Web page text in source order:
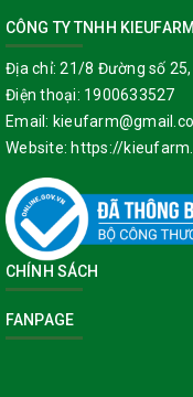
CÔNG TY TNHH KIEUFARM
Địa chỉ: 21/8 Đường số 25,
Điện thoại: 1900633527
Email:
Website: https://
CHÍNH SÁCH
FANPAGE